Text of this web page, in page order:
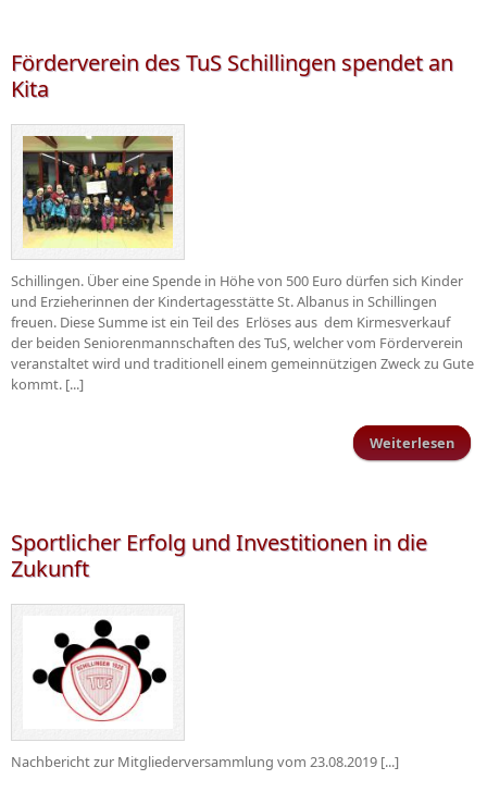
Förderverein des TuS Schillingen spendet an
Kita
Schillingen. Über eine Spende in Höhe von 500 Euro dürfen sich Kinder
und Erzieherinnen der Kindertagesstätte St. Albanus in Schillingen
freuen. Diese Summe ist ein Teil des Erlöses aus dem Kirmesverkauf
der beiden Seniorenmannschaften des TuS, welcher vom Förderverein
veranstaltet wird und traditionell einem gemeinnützigen Zweck zu Gute
kommt. [...]
Weiterlesen
Sportlicher Erfolg und Investitionen in die
Zukunft
Nachbericht zur Mitgliederversammlung vom 23.08.2019 [...]